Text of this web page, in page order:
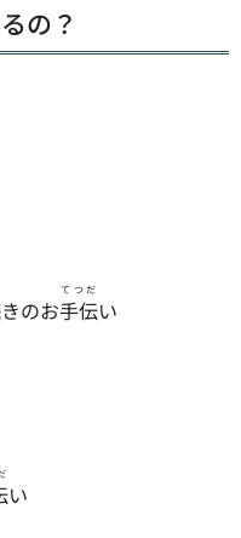
の？
きのお手伝
てつだ
い
い